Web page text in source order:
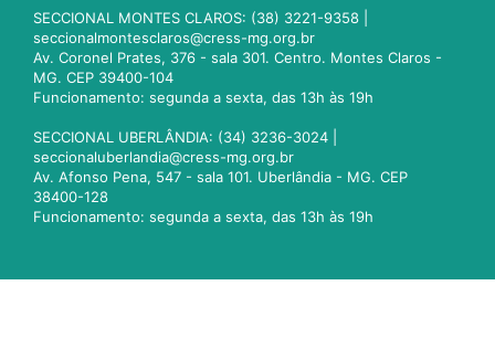
SECCIONAL MONTES CLAROS: (38) 3221-9358 |
seccionalmontesclaros@cress-mg.org.br
Av. Coronel Prates, 376 - sala 301. Centro. Montes Claros -
MG. CEP 39400-104
Funcionamento: segunda a sexta, das 13h às 19h
SECCIONAL UBERLÂNDIA: (34) 3236-3024 |
seccionaluberlandia@cress-mg.org.br
Av. Afonso Pena, 547 - sala 101. Uberlândia - MG. CEP
38400-128
Funcionamento: segunda a sexta, das 13h às 19h